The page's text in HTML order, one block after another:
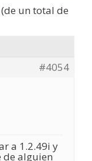
un total de
#4054
a 1.2.49i y
de alguien